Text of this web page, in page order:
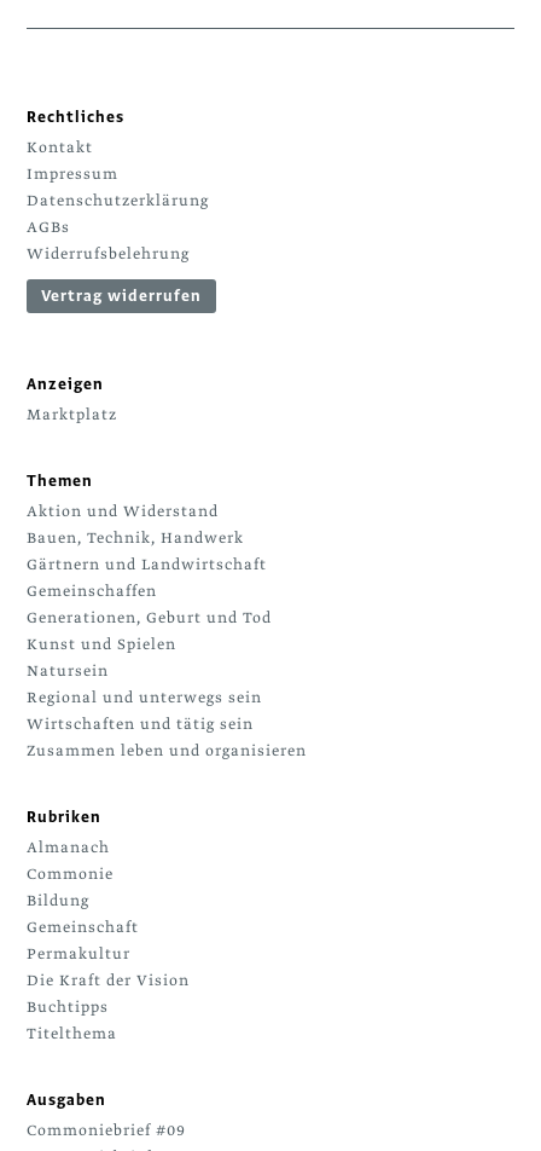
Rechtliches
Kontakt
Impressum
Datenschutzerklärung
AGBs
Widerrufsbelehrung
Vertrag widerrufen
Anzeigen
Marktplatz
Themen
Aktion und Widerstand
Bauen, Technik, Handwerk
Gärtnern und Landwirtschaft
Gemeinschaffen
Generationen, Geburt und Tod
Kunst und Spielen
Natursein
Regional und unterwegs sein
Wirtschaften und tätig sein
Zusammen leben und organisieren
Rubriken
Almanach
Commonie
Bildung
Gemeinschaft
Permakultur
Die Kraft der Vision
Buchtipps
Titelthema
Ausgaben
Commoniebrief #09